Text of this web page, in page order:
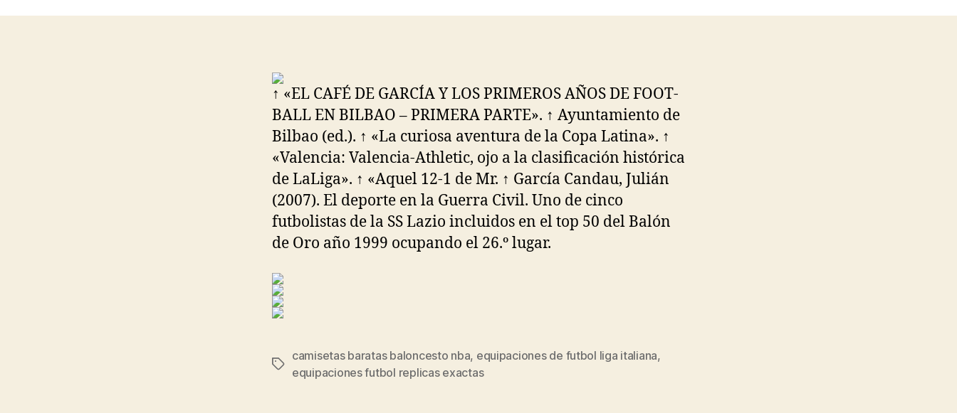
↑ «EL CAFÉ DE GARCÍA Y LOS PRIMEROS AÑOS DE FOOT-
BALL EN BILBAO – PRIMERA PARTE». ↑ Ayuntamiento de
Bilbao (ed.). ↑ «La curiosa aventura de la Copa Latina». ↑
«Valencia: Valencia-Athletic, ojo a la clasificación histórica
de LaLiga». ↑ «Aquel 12-1 de Mr. ↑ García Candau, Julián
(2007). El deporte en la Guerra Civil. Uno de cinco
futbolistas de la SS Lazio incluidos en el top 50 del Balón
de Oro año 1999 ocupando el 26.º lugar.
Etiquetas
camisetas baratas baloncesto nba, equipaciones de futbol liga italiana,
equipaciones futbol replicas exactas